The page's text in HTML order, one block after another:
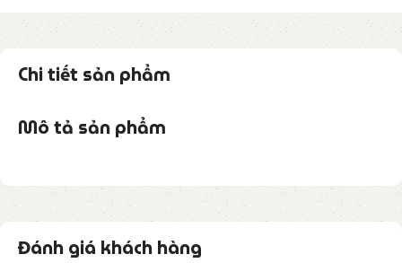
Chi tiết sản phẩm
Mô tả sản phẩm
Đánh giá khách hàng